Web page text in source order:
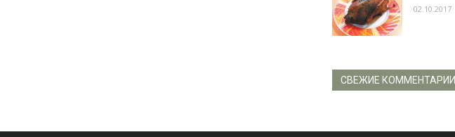
02.10.2017
СВЕЖИЕ КОММЕНТАРИИ